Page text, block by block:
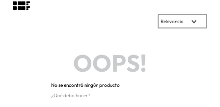
Relevancia
OOPS!
No se encontró ningún producto
¿Qué debo hacer?